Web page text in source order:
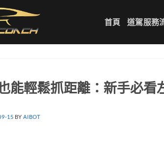
首頁 道駕服務
能輕鬆抓距離：新手必看
15 BY AIBOT